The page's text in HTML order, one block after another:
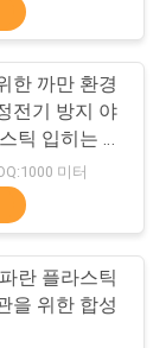
동
350
한 까만 환경
전기 방지 야
틱 입히는 강
미터
란 플라스틱
을 위한 합성